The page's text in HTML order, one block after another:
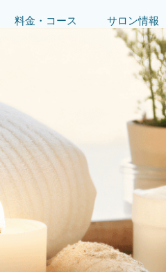
料金・コース サロン情報